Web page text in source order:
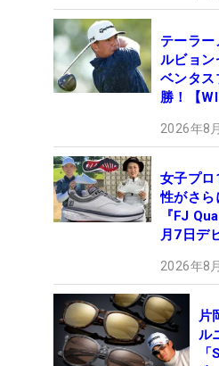
テーラー
ルビョ
ベンタス
勝！【
2026年8
女子プロ
性がさら
『FJ
月7日デ
2026年8
片
ル